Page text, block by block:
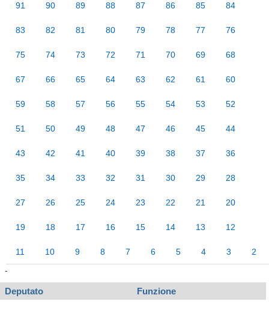
91 90 89 88 87 86 85 84
83 82 81 80 79 78 77 76
75 74 73 72 71 70 69 68
67 66 65 64 63 62 61 60
59 58 57 56 55 54 53 52
51 50 49 48 47 46 45 44
43 42 41 40 39 38 37 36
35 34 33 32 31 30 29 28
27 26 25 24 23 22 21 20
19 18 17 16 15 14 13 12
11 10 9 8 7 6 5 4 3
2
-
Deputato Funzione